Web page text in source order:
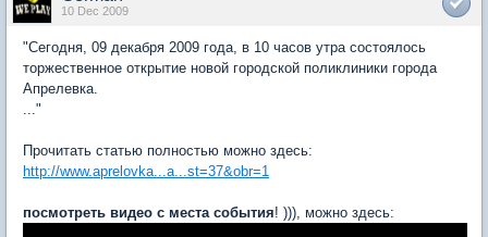
10 Dec 2009
"Сегодня, 09 декабря 2009 года, в 10 часов утра состоялось
торжественное открытие новой городской поликлиники города
Апрелевка.
..."
Прочитать статью полностью можно здесь:
http://www.aprelovka...a...st=37&obr=1
посмотреть видео с места события! ))), можно здесь: